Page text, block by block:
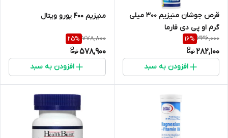
قرص جوشان منیزیم 300 میلی
گرم او پی دی فارما
336,000
16%
282,100
افزودن به سبد
منیزیم 400 یورو ویتال
778,800
25%
578,900
افزودن به سبد